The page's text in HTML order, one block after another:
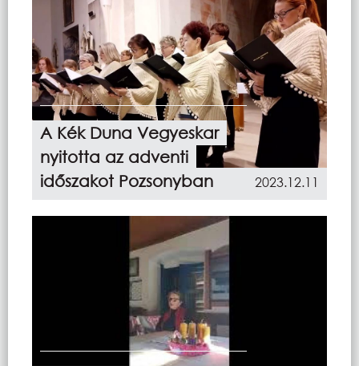
A Kék Duna Vegyeskar
nyitotta az adventi
időszakot Pozsonyban
2023.12.11